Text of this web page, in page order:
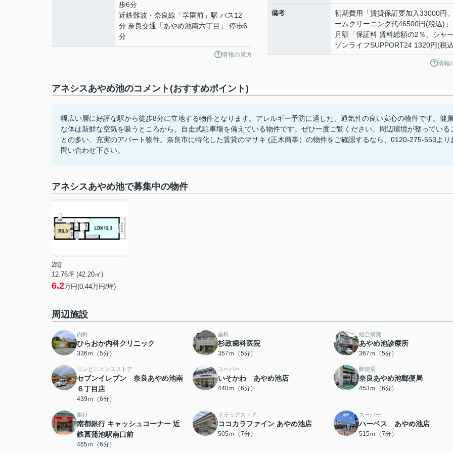
歩6分
近鉄難波・奈良線 「学園前 」駅 バス12
分 奈良交通「あやめ池南六丁目」 停歩6
分
情報の見方
備考
初期費用「賃貸保証要加入33000円
ームクリーニング代46500円(税込)」
月額「保証料 賃料総額の2％、シャ
ゾンライフSUPPORT24 1320円(税込
情報
アネシスあやめ池のコメント(おすすめポイント)
幅広い層に好評な駅から徒歩8分に立地する物件となります。アレルギー予防に適した、通気性の良い安心の物件です。健
な体は新鮮な空気を吸うところから。自走式駐車場を備えている物件です。ぜひ一度ご覧ください。周辺環境が整っている
との多い、充実のアパート物件。奈良市に特化した賃貸のマサキ (正木商事）の物件をご確認するなら、0120-275-553より
問い合わせ下さい。
アネシスあやめ池で募集中の物件
2階
12.76坪 (42.20㎡)
6.2万円(0.44万円/坪)
周辺施設
内科
ひらおか内科クリニック
336ｍ（5分）
歯科
杉政歯科医院
357ｍ（5分）
総合病院
あやめ池診療所
367ｍ（5分）
コンビニエンスストア
セブンイレブン 奈良あやめ池南
６丁目店
439ｍ（6分）
スーパー
いそかわ あやめ池店
440ｍ（6分）
郵便局
奈良あやめ池郵便局
453ｍ（6分）
銀行
南都銀行 キャッシュコーナー 近
鉄菖蒲池駅南口前
465ｍ（6分）
ドラッグストア
ココカラファイン あやめ池店
505ｍ（7分）
スーパー
ハーベス あやめ池店
515ｍ（7分）